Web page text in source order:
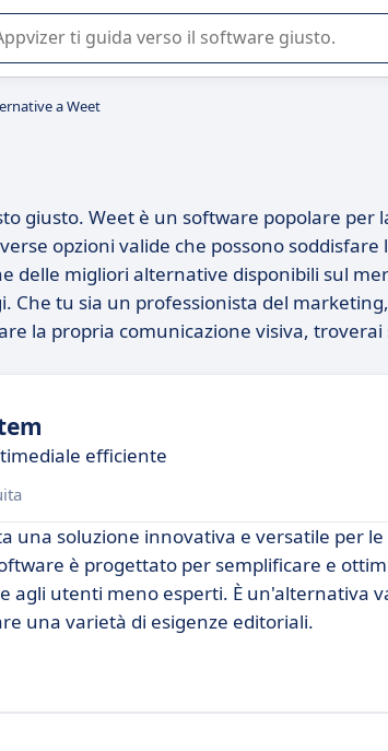
o nella scelta di un software SaaS per la vostra
a Weet
giusto. Weet è un software popolare per
opzioni valide che possono soddisfare
delle migliori alternative disponibili sul
Che tu sia un professionista del
la propria comunicazione visiva,
efficiente
una soluzione innovativa e versatile per
è progettato per semplificare e
agli utenti meno esperti. È un'alternativa
una varietà di esigenze editoriali.